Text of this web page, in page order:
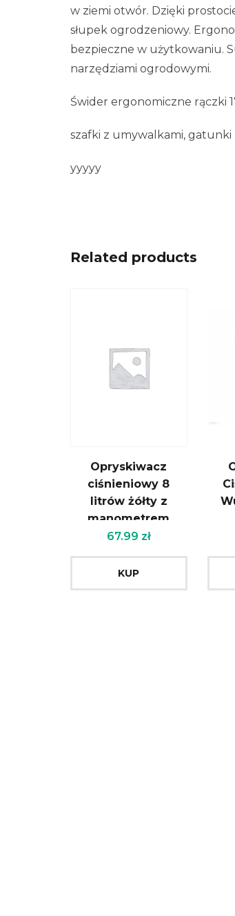
w ziemi otwór. Dzięki
słupek ogrodzeniowy.
bezpieczne w użytkowaniu.
narzędziami ogrodowymi.
Świder ergonomiczne rączki
szafki z umywalkami, gatunki
yyyyy
Related products
Opryskiwacz
ciśnieniowy 8
litrów żółty z
manometrem
67.99 zł
KUP